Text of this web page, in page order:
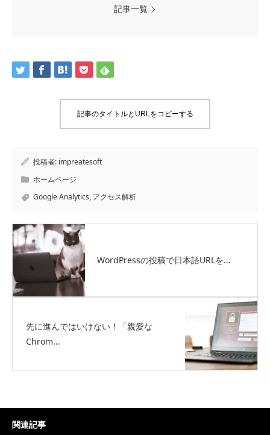
記事一覧
記事のタイトルとURLをコピーする
投稿者: impreatesoft
ホームページ
Google Analytics, アクセス解析
WordPressの投稿で日本語URLを...
先に進んではいけない！「親愛な
Chrom...
関連記事